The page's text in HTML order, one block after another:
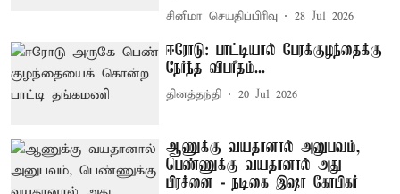
சினிமா செய்திப்பிரிவு 28 Jul 2026
ஈரோடு: பாட்டியால் பேரக்குழந்தைக்கு
நேர்ந்த விபரீதம்...
தினத்தந்தி 20 Jul 2026
ஆணுக்கு வயதானால் அனுபவம்,
பெண்ணுக்கு வயதானால் அது
பிரச்னை - நடிகை இஷா கோபிகர்